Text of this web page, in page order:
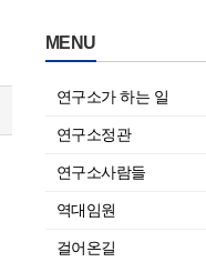
MENU
연구소가 하는 일
연구소정관
연구소사람들
역대임원
걸어온길